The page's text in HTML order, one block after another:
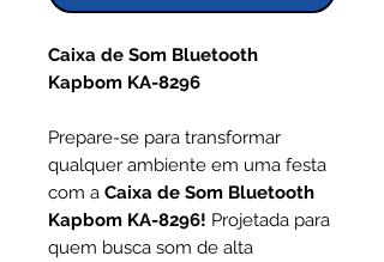
Caixa de Som Bluetooth
Kapbom KA-8296
Prepare-se para transformar
qualquer ambiente em uma festa
com a Caixa de Som Bluetooth
Kapbom KA-8296! Projetada para
quem busca som de alta